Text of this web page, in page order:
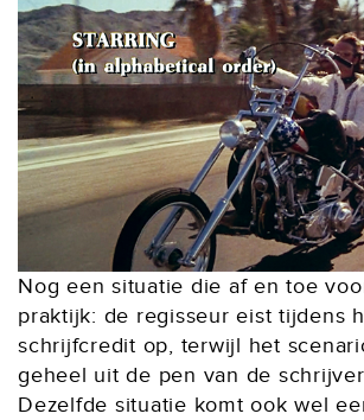
Nog een situatie die af en toe
praktijk: de regisseur eist tijdens
schrijfcredit op, terwijl het
geheel uit de pen van de
Dezelfde situatie komt ook wel